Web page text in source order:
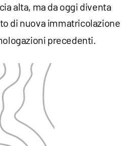
alta, ma da oggi diventa
di nuova immatricolazione
precedenti.